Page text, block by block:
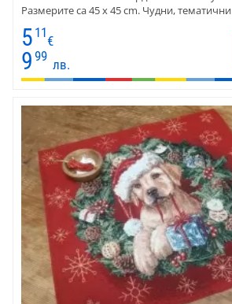
Размерите са 45 x 45 cm. Чудни,
празнични елементи са разположени
светъл фон, екрю. Калъфката е с тъмен
коледно червено
5 11
€
9 99
лв.